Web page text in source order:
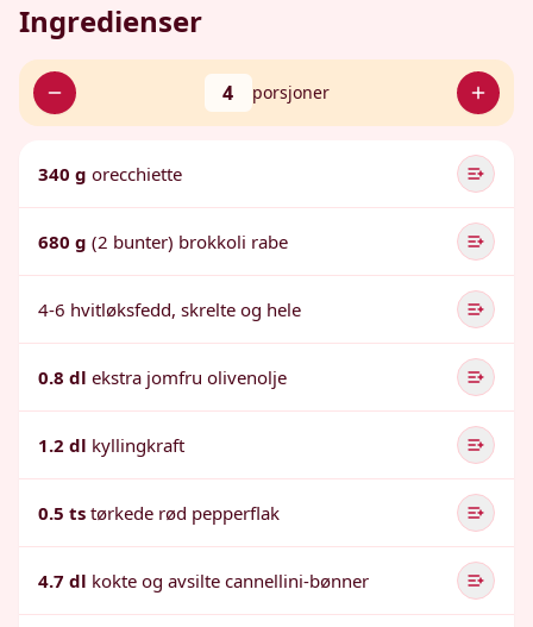
Ingredienser
4 porsjoner
340 g orecchiette
680 g (2 bunter) brokkoli rabe
4-6 hvitløksfedd, skrelte og hele
0.8 dl ekstra jomfru olivenolje
1.2 dl kyllingkraft
0.5 ts tørkede rød pepperflak
4.7 dl kokte og avsilte cannellini-bønner